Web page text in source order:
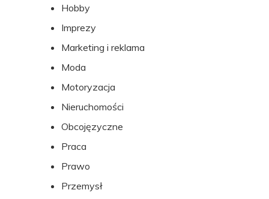
Hobby
Imprezy
Marketing i reklama
Moda
Motoryzacja
Nieruchomości
Obcojęzyczne
Praca
Prawo
Przemysł